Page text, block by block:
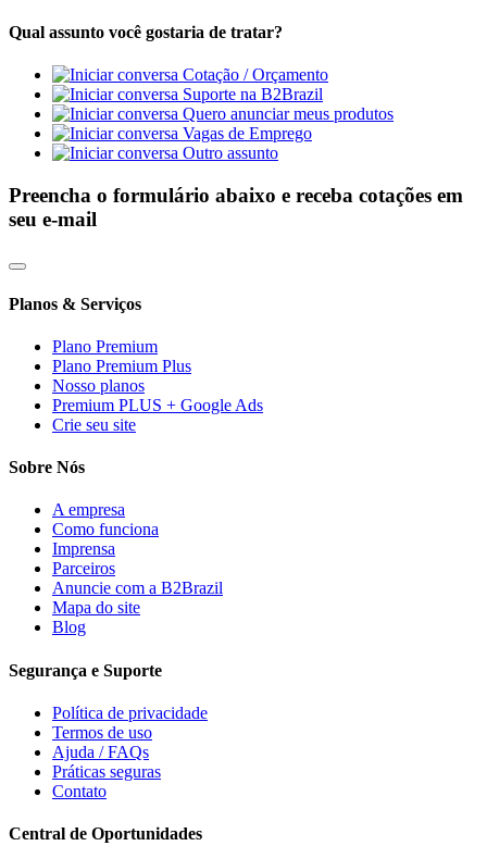
Qual assunto você gostaria de tratar?
Cotação / Orçamento
Suporte na B2Brazil
Quero anunciar meus produtos
Vagas de Emprego
Outro assunto
Preencha o formulário abaixo e receba cotações em
seu e-mail
Planos & Serviços
Plano Premium
Plano Premium Plus
Nosso planos
Premium PLUS + Google Ads
Crie seu site
Sobre Nós
A empresa
Como funciona
Imprensa
Parceiros
Anuncie com a B2Brazil
Mapa do site
Blog
Segurança e Suporte
Política de privacidade
Termos de uso
Ajuda / FAQs
Práticas seguras
Contato
Central de Oportunidades